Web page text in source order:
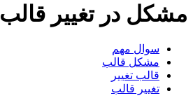
مشکل در تغییر قالب
سوال مهم
مشکل قالب
قالب تغییر
تغییر قالب